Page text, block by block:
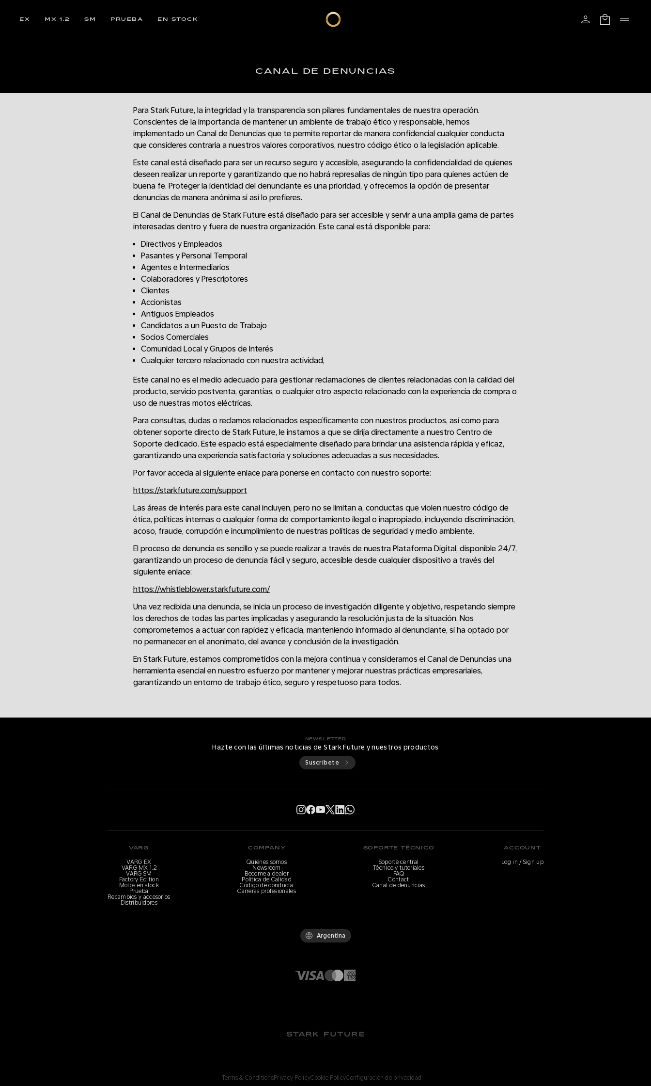
EX MX 1.2 SM PRUEBA EN STOCK
CANAL DE DENUNCIAS
Para Stark Future, la integridad y la transparencia son pilares fundamentales de nuestra operación.
Conscientes de la importancia de mantener un ambiente de trabajo ético y responsable, hemos
implementado un Canal de Denuncias que te permite reportar de manera confidencial cualquier conducta
que consideres contraria a nuestros valores corporativos, nuestro código ético o la legislación aplicable.
Este canal está diseñado para ser un recurso seguro y accesible, asegurando la confidencialidad de quienes
deseen realizar un reporte y garantizando que no habrá represalias de ningún tipo para quienes actúen de
buena fe. Proteger la identidad del denunciante es una prioridad, y ofrecemos la opción de presentar
denuncias de manera anónima si así lo prefieres.
El Canal de Denuncias de Stark Future está diseñado para ser accesible y servir a una amplia gama de partes
interesadas dentro y fuera de nuestra organización. Este canal está disponible para:
Directivos y Empleados
Pasantes y Personal Temporal
Agentes e Intermediarios
Colaboradores y Prescriptores
Clientes
Accionistas
Antiguos Empleados
Candidatos a un Puesto de Trabajo
Socios Comerciales
Comunidad Local y Grupos de Interés
Cualquier tercero relacionado con nuestra actividad,
Este canal no es el medio adecuado para gestionar reclamaciones de clientes relacionadas con la calidad del
producto, servicio postventa, garantías, o cualquier otro aspecto relacionado con la experiencia de compra o
uso de nuestras motos eléctricas.
Para consultas, dudas o reclamos relacionados específicamente con nuestros productos, así como para
obtener soporte directo de Stark Future, le instamos a que se dirija directamente a nuestro Centro de
Soporte dedicado. Este espacio está especialmente diseñado para brindar una asistencia rápida y eficaz,
garantizando una experiencia satisfactoria y soluciones adecuadas a sus necesidades.
Por favor acceda al siguiente enlace para ponerse en contacto con nuestro soporte:
https://starkfuture.com/support
Las áreas de interés para este canal incluyen, pero no se limitan a, conductas que violen nuestro código de
ética, políticas internas o cualquier forma de comportamiento ilegal o inapropiado, incluyendo discriminación,
acoso, fraude, corrupción e incumplimiento de nuestras políticas de seguridad y medio ambiente.
El proceso de denuncia es sencillo y se puede realizar a través de nuestra Plataforma Digital, disponible 24/7,
garantizando un proceso de denuncia fácil y seguro, accesible desde cualquier dispositivo a través del
siguiente enlace:
https://whistleblower.starkfuture.com/
Una vez recibida una denuncia, se inicia un proceso de investigación diligente y objetivo, respetando siempre
los derechos de todas las partes implicadas y asegurando la resolución justa de la situación. Nos
comprometemos a actuar con rapidez y eficacia, manteniendo informado al denunciante, si ha optado por
no permanecer en el anonimato, del avance y conclusión de la investigación.
En Stark Future, estamos comprometidos con la mejora continua y consideramos el Canal de Denuncias una
herramienta esencial en nuestro esfuerzo por mantener y mejorar nuestras prácticas empresariales,
garantizando un entorno de trabajo ético, seguro y respetuoso para todos.
NEWSLETTER
Hazte con las últimas noticias de Stark Future y nuestros productos
Suscríbete
VARG
VARG EX
VARG MX 1.2
VARG SM
Factory Edition
Motos en stock
Prueba
Recambios y accesorios
Distribuidores
COMPANY
Quiénes somos
Newsroom
Become a dealer
Política de Calidad
Código de conducta
Carreras profesionales
SOPORTE TÉCNICO
Soporte central
Técnico y tutoriales
FAQ
Contact
Canal de denuncias
ACCOUNT
Log in / Sign up
Argentina
Terms & ConditionsPrivacy PolicyCookie PolicyConfiguración de privacidad